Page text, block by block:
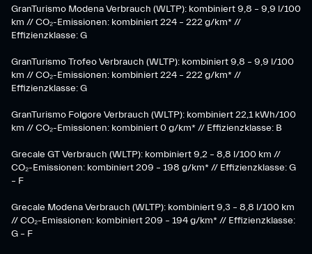
GranTurismo Modena Verbrauch (WLTP): kombiniert 9,8 – 9,9 l/100
km // CO₂-Emissionen: kombiniert 224 – 222 g/km* //
Effizienzklasse: G
GranTurismo Trofeo Verbrauch (WLTP): kombiniert 9,8 – 9,9 l/100
km // CO₂-Emissionen: kombiniert 224 – 222 g/km* //
Effizienzklasse: G
GranTurismo Folgore Verbrauch (WLTP): kombiniert 22,1 kWh/100
km // CO₂-Emissionen: kombiniert 0 g/km* // Effizienzklasse: B
Grecale GT Verbrauch (WLTP): kombiniert 9,2 – 8,8 l/100 km //
CO₂-Emissionen: kombiniert 209 – 198 g/km* // Effizienzklasse: G
– F
Grecale Modena Verbrauch (WLTP): kombiniert 9,3 – 8,8 l/100 km
// CO₂-Emissionen: kombiniert 209 – 194 g/km* // Effizienzklasse:
G – F